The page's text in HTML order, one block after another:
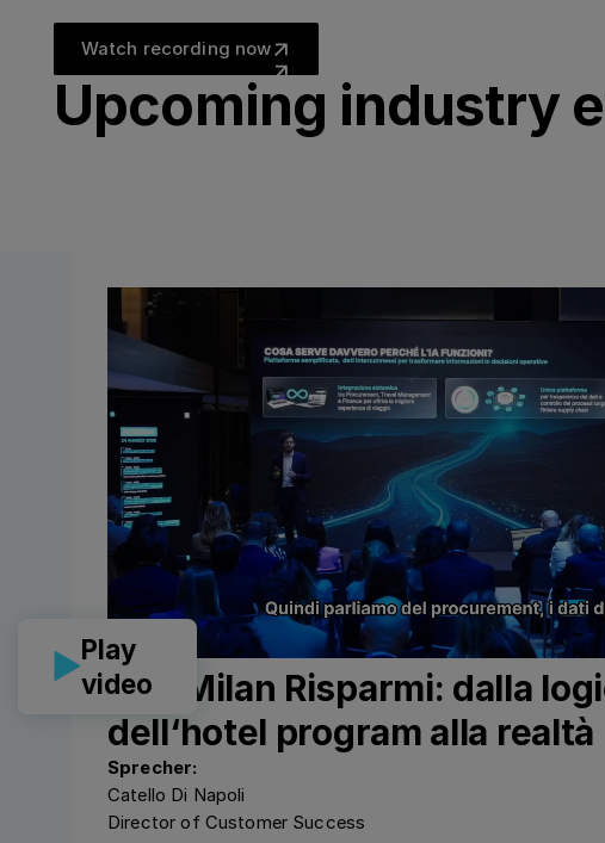
Watch recording now
Watch recording now
Upcoming industry
Play
video
CLF Milan Risparmi: dalla
dell‘hotel program alla realtà
Sprecher:
Catello Di Napoli
Director of Customer Success